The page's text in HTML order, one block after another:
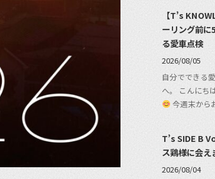
【T’s
ーリング前に
る愛車点検
2026/08/05
自分でできる
へ。 こんにち
今週末から
T’s SIDE B
ス鶏様に会え
2026/08/04